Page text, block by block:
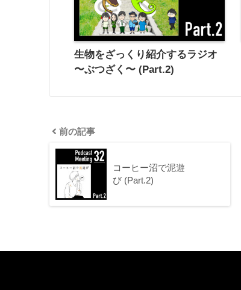
生物をざっくり紹介するラジオ
〜ぶつざく〜 (Part.2)
前の記事
コーヒー沼で泥遊
び (Part.2)